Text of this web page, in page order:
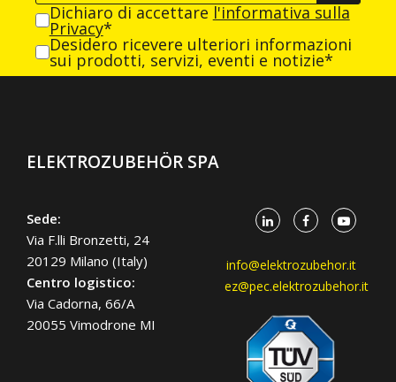
Dichiaro di accettare l'informativa sulla
Privacy*
Desidero ricevere ulteriori informazioni
sui prodotti, servizi, eventi e notizie*
ELEKTROZUBEHÖR SPA
Sede:
Via F.lli Bronzetti, 24
20129 Milano (Italy)
Centro logistico:
Via Cadorna, 66/A
20055 Vimodrone MI
info@elektrozubehor.it
ez@pec.elektrozubehor.it